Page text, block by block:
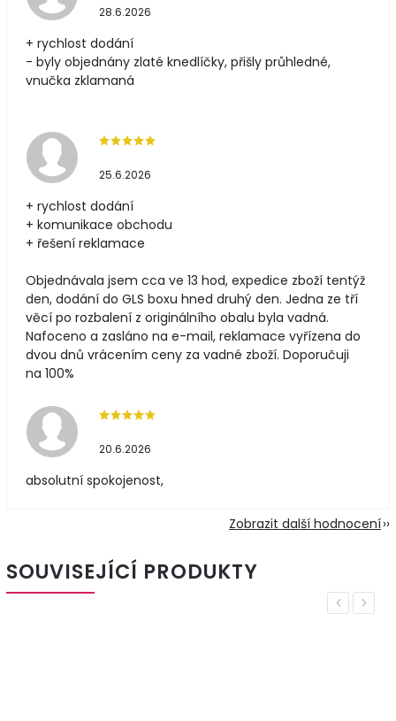
28.6.2026
+ rychlost dodání
- byly objednány zlaté knedlíčky, přišly průhledné,
vnučka zklamaná
25.6.2026
+ rychlost dodání
+ komunikace obchodu
+ řešení reklamace
Objednávala jsem cca ve 13 hod, expedice zboží tentýž
den, dodání do GLS boxu hned druhý den. Jedna ze tří
věcí po rozbalení z originálního obalu byla vadná.
Nafoceno a zasláno na e-mail, reklamace vyřízena do
dvou dnů vrácením ceny za vadné zboží. Doporučuji
na 100%
20.6.2026
absolutní spokojenost,
Zobrazit další hodnocení
SOUVISEJÍCÍ PRODUKTY
Previous
Next